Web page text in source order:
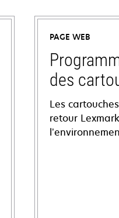
PAGE WEB
des
Les
retour